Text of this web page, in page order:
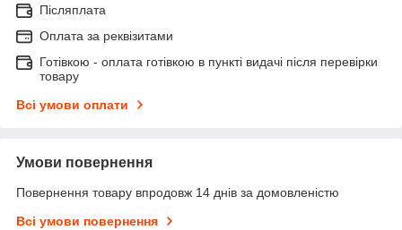
Післяплата
Оплата за реквізитами
Готівкою - оплата готівкою в пункті видачі після перевірки
товару
Всі умови оплати
Умови повернення
Повернення товару впродовж 14 днів за домовленістю
Всі умови повернення